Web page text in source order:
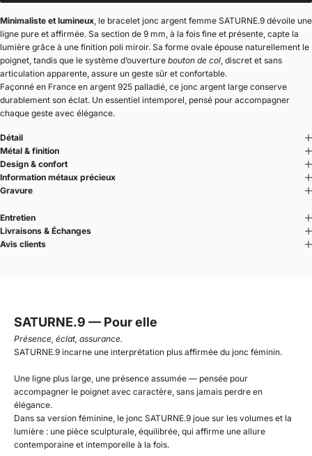
Minimaliste et lumineux, le bracelet jonc argent femme SATURNE.9 dévoile une
ligne pure et affirmée. Sa section de 9 mm, à la fois fine et présente, capte la
lumière grâce à une finition poli miroir. Sa forme ovale épouse naturellement le
poignet, tandis que le système d’ouverture bouton de col, discret et sans
articulation apparente, assure un geste sûr et confortable.
Façonné en France en argent 925 palladié, ce jonc argent large conserve
durablement son éclat. Un essentiel intemporel, pensé pour accompagner
chaque geste avec élégance.
Détail
Métal & finition
Design & confort
Information métaux précieux
Gravure
Entretien
Livraisons & Échanges
Avis clients
SATURNE.9 — Pour elle
Présence, éclat, assurance.
SATURNE.9 incarne une interprétation plus affirmée du jonc féminin.
Une ligne plus large, une présence assumée — pensée pour
accompagner le poignet avec caractère, sans jamais perdre en
élégance.
Dans sa version féminine, le jonc SATURNE.9 joue sur les volumes et la
lumière : une pièce sculpturale, équilibrée, qui affirme une allure
contemporaine et intemporelle à la fois.